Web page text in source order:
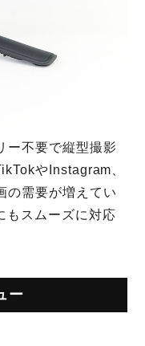
ー不要で縦型撮影
やInstagram、
の需要が増えてい
もスムーズに対応
ー